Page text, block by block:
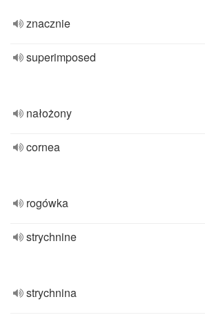
znacznie
superimposed
nałożony
cornea
rogówka
strychnine
strychnina